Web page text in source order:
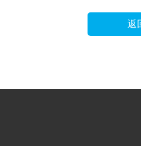
返